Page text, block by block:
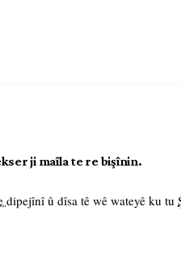
ji maîla te re bişînin.
dipejînî û dîsa tê wê wateyê ku tu